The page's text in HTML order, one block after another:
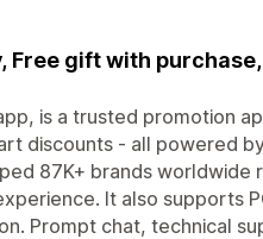
Free gift with
is a trusted promotion
discounts - all powered
87K+ brands
It also supports
Prompt chat, technical